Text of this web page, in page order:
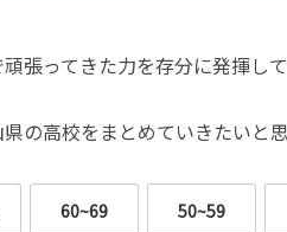
張ってきた力を存分に発揮し
の高校をまとめていきたいと思
60~69 50~59